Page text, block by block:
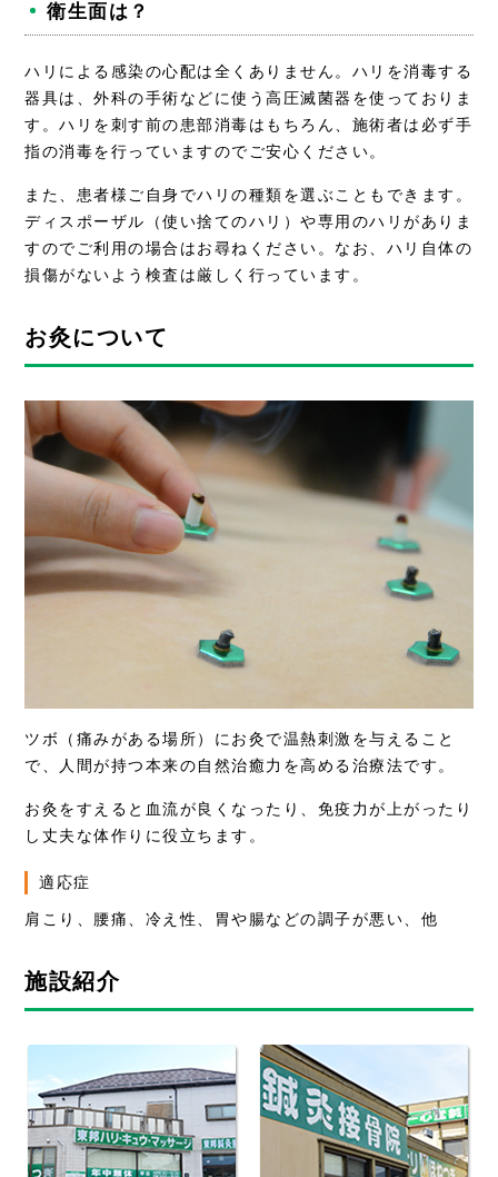
衛生面は？
ハリによる感染の心配は全くありません。ハリを消毒する
器具は、外科の手術などに使う高圧滅菌器を使っておりま
す。ハリを刺す前の患部消毒はもちろん、施術者は必ず手
指の消毒を行っていますのでご安心ください。
また、患者様ご自身でハリの種類を選ぶこともできます。
ディスポーザル（使い捨てのハリ）や専用のハリがありま
すのでご利用の場合はお尋ねください。なお、ハリ自体の
損傷がないよう検査は厳しく行っています。
お灸について
ツボ（痛みがある場所）にお灸で温熱刺激を与えること
で、人間が持つ本来の自然治癒力を高める治療法です。
お灸をすえると血流が良くなったり、免疫力が上がったり
し丈夫な体作りに役立ちます。
適応症
肩こり、腰痛、冷え性、胃や腸などの調子が悪い、他
施設紹介